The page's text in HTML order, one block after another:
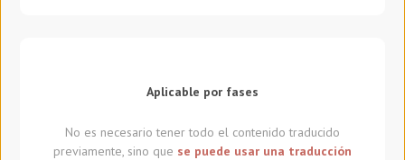
Aplicable por fases
No es necesario tener todo el contenido traducido
previamente, sino que se puede usar una traducción